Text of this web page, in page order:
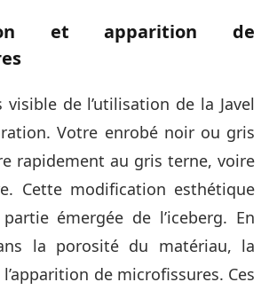
et apparition de
visible de l’utilisation de la Javel
Votre enrobé noir ou gris
rapidement au gris terne, voire
Cette modification esthétique
émergée de l’iceberg. En
la porosité du matériau, la
l’apparition de microfissures. Ces